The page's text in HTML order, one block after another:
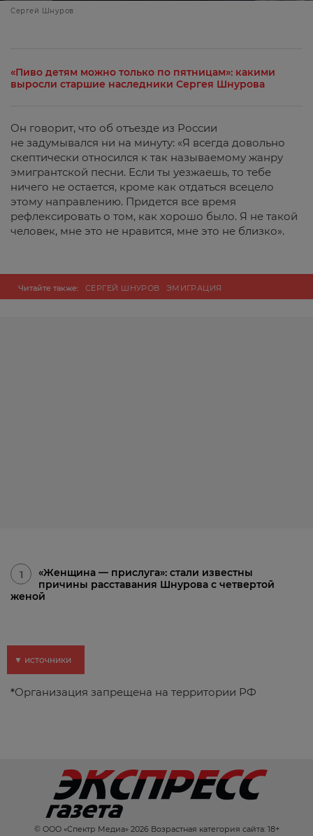
Сергей Шнуров
«Пиво детям можно только по пятницам»: какими
выросли старшие наследники Сергея Шнурова
Он говорит, что об отъезде из России
не задумывался ни на минуту: «Я всегда довольно
скептически относился к так называемому жанру
эмигрантской песни. Если ты уезжаешь, то тебе
ничего не остается, кроме как отдаться всецело
этому направлению. Придется все время
рефлексировать о том, как хорошо было. Я не такой
человек, мне это не нравится, мне это не близко».
Читайте также: СЕРГЕЙ ШНУРОВ ЭМИГРАЦИЯ
1
«Женщина — прислуга»: стали известны
причины расставания Шнурова с четвертой
женой
▼ источники
*Организация запрещена на территории РФ
© ООО «Спектр Медиа» 2026 Возрастная категория сайта: 18+